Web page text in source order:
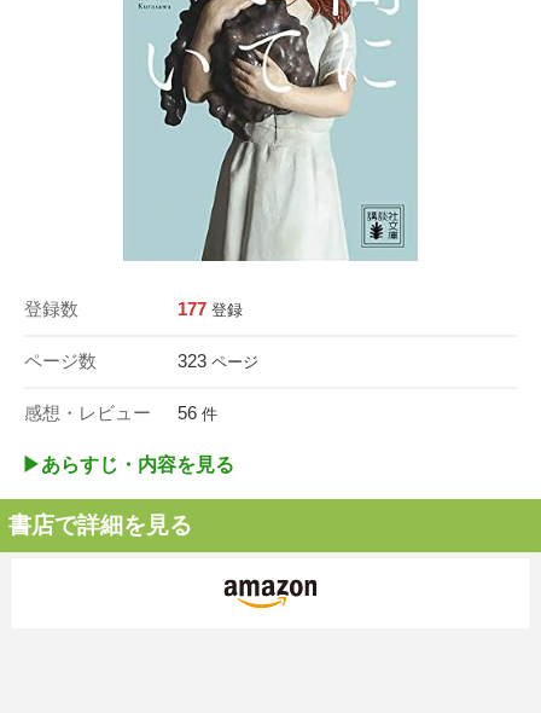
登録数 177 登録
ページ数 323 ページ
感想・レビュー 56 件
▶︎あらすじ・内容を見る
書店で詳細を見る